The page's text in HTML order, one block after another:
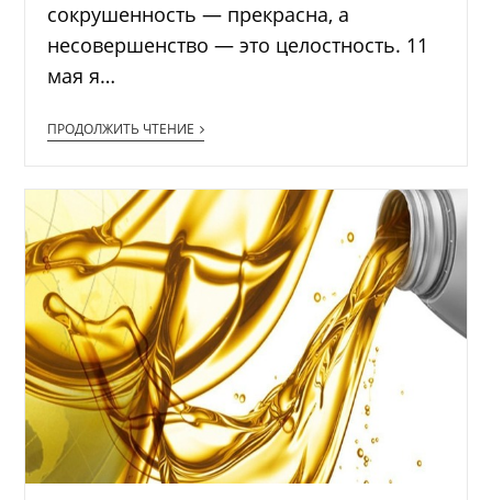
сокрушенность — прекрасна, а
несовершенство — это целостность. 11
мая я…
ПРОДОЛЖИТЬ ЧТЕНИЕ